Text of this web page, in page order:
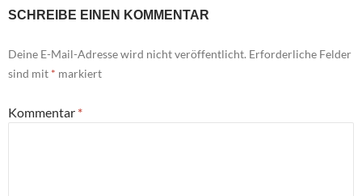
SCHREIBE EINEN KOMMENTAR
Deine E-Mail-Adresse wird nicht veröffentlicht. Erforderliche Felder
sind mit * markiert
Kommentar *